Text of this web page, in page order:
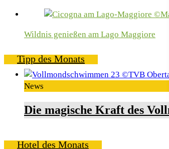
Wildnis genießen am Lago Maggiore
Tipp des Monats
News
Die magische Kraft des
Hotel des Monats